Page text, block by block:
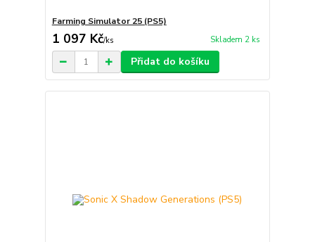
Farming Simulator 25 (PS5)
1 097 Kč/ks Skladem 2 ks
Přidat do košíku